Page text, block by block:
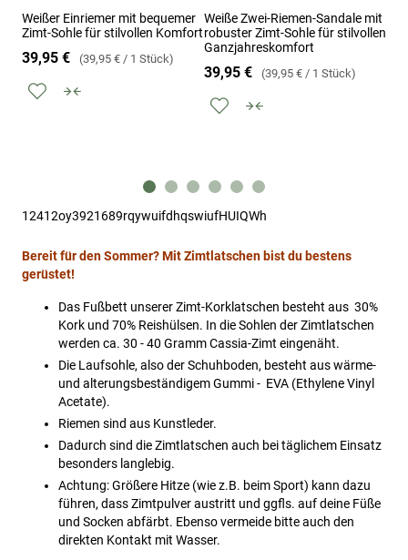
Weißer Einriemer mit bequemer
Zimt-Sohle für stilvollen Komfort
39,95 € 39,95 € / 1 Stück
Zur Zur
Weiße Zwei-Riemen-Sandale mit
robuster Zimt-Sohle für stilvollen
Ganzjahreskomfort
39,95 € 39,95 € / 1 Stück
Zur Zur
12412oy3921689rqywuifdhqswiufHUIQWh
Bereit für den Sommer? Mit Zimtlatschen bist du bestens
gerüstet!
Das Fußbett unserer Zimt-Korklatschen besteht aus 30%
Kork und 70% Reishülsen. In die Sohlen der Zimtlatschen
werden ca. 30 - 40 Gramm Cassia-Zimt eingenäht.
Die Laufsohle, also der Schuhboden, besteht aus wärme-
und alterungsbeständigem Gummi - EVA (Ethylene Vinyl
Acetate).
Riemen sind aus Kunstleder.
Dadurch sind die Zimtlatschen auch bei täglichem Einsatz
besonders langlebig.
Achtung: Größere Hitze (wie z.B. beim Sport) kann dazu
führen, dass Zimtpulver austritt und ggfls. auf deine Füße
und Socken abfärbt. Ebenso vermeide bitte auch den
direkten Kontakt mit Wasser.